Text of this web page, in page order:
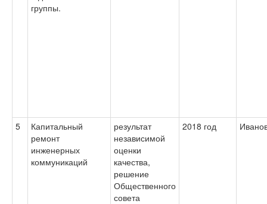
группы.
5
Капитальный
ремонт
инженерных
коммуникаций
результат
независимой
оценки
качества,
решение
Общественного
совета
2018 год